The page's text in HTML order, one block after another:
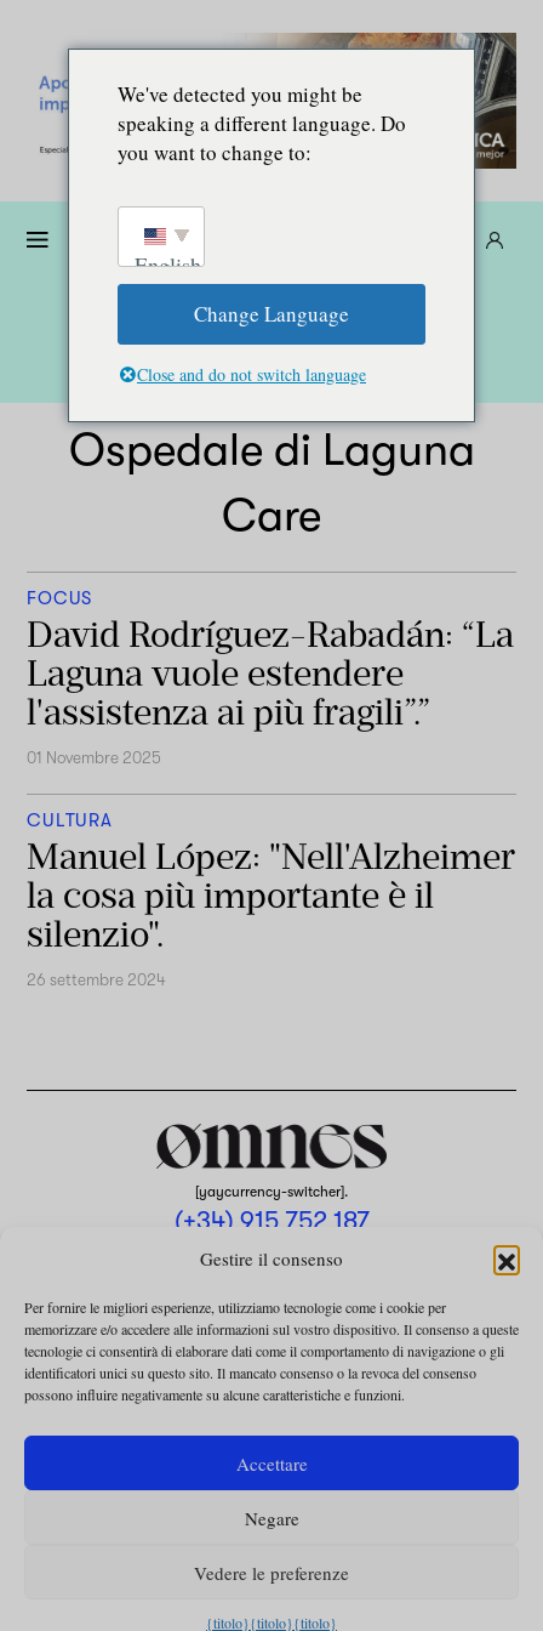
Gestire il consenso
Per fornire le migliori esperienze, utilizziamo tecnologie come i cookie per
memorizzare e/o accedere alle informazioni sul vostro dispositivo. Il consenso a queste
tecnologie ci consentirà di elaborare dati come il comportamento di navigazione o gli
identificatori unici su questo sito. Il mancato consenso o la revoca del consenso
possono influire negativamente su alcune caratteristiche e funzioni.
Accettare
Negare
Vedere le preferenze
{titolo}{titolo}{titolo}
Ospedale di Laguna
Care
FOCUS
David Rodríguez-Rabadán: “La
Laguna vuole estendere
l'assistenza ai più fragili”.”
01 Novembre 2025
CULTURA
Manuel López: "Nell'Alzheimer
la cosa più importante è il
silenzio".
26 settembre 2024
[yaycurrency-switcher].
(+34) 915 752 187
omnes@omnesmag.com
INFORMATIVA SULLA PRIVACY
UTILIZZO DEI COOKIE
TERMINI E CONDIZIONI DELLA COLLABORAZIONE
We've detected you might be
speaking a different language. Do
you want to change to:
English
Change Language
Close and do not switch language